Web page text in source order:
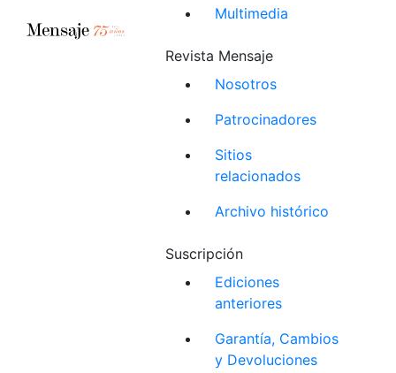
Multimedia
Revista Mensaje
Nosotros
Patrocinadores
Sitios
relacionados
Archivo histórico
Suscripción
Ediciones
anteriores
Garantía, Cambios
y Devoluciones